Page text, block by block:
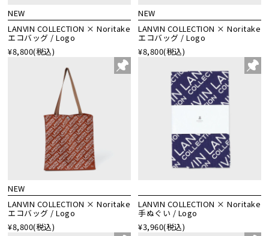
NEW
LANVIN COLLECTION × Noritake
エコバッグ / Logo
¥8,800(税込)
NEW
LANVIN COLLECTION × Noritake
エコバッグ / Logo
¥8,800(税込)
NEW
LANVIN COLLECTION × Noritake
エコバッグ / Logo
¥8,800(税込)
LANVIN COLLECTION × Noritake
手ぬぐい / Logo
¥3,960(税込)